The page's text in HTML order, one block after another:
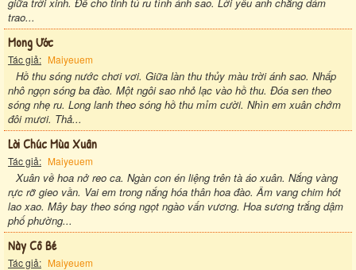
trao...
Mong Ước
Tác giả: Maiyeuem
Hồ thu sóng nước chơi vơi. Giữa làn thu thủy màu trời ánh sao. Nhấp
nhô ngọn sóng ba đào. Một ngôi sao nhỏ lạc vào hồ thu. Đóa sen theo
sóng nhẹ ru. Long lanh theo sóng hồ thu mỉm cười. Nhìn em xuân chớm
đôi mươi. Thả...
Lời Chúc Mùa Xuân
Tác giả: Maiyeuem
Xuân về hoa nở reo ca. Ngàn con én liệng trên tà áo xuân. Nắng vàng
rực rỡ gieo vần. Vai em trong nắng hóa thân hoa đào. Âm vang chim hót
lao xao. Mây bay theo sóng ngọt ngào vấn vương. Hoa sương trắng dậm
phố phường...
Này Cô Bé
Tác giả: Maiyeuem